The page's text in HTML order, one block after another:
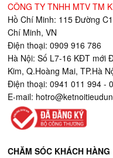
CÔNG TY TNHH MTV TM
Hồ Chí Minh: 115 Đường
Chí Minh, VN
Điện thoại: 0909 916 786
Hà Nội: Số L7-16 KĐT mới
Kim, Q.Hoàng Mai, TP.Hà
Điện thoại: 0941 011 994 -
E-mail:
CHĂM SÓC KHÁCH HÀNG